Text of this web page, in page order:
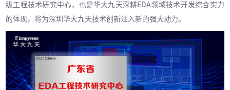
级工程技术研究中心，也是华大九天深耕EDA领域技术开发综合实力
的体现，将为深圳华大九天技术创新注入新的强大动力。